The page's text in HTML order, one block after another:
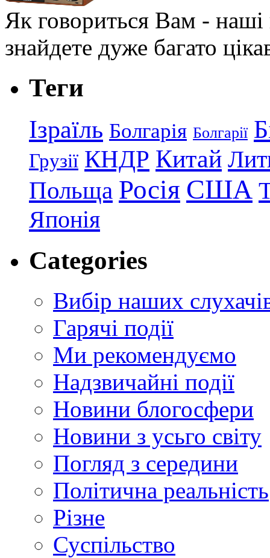
Як говориться Вам - наші
знайдете дуже багато
Теги
Ізраїль Болгарія Болгарії
Грузії КНДР Китай
Польща Росія США
Японія
Categories
Вибір наших
Гарячі події
Ми рекомендуємо
Надзвичайні події
Новини блогосфери
Новини з усьго світу
Погляд з середини
Політична реальність
Різне
Суспільство